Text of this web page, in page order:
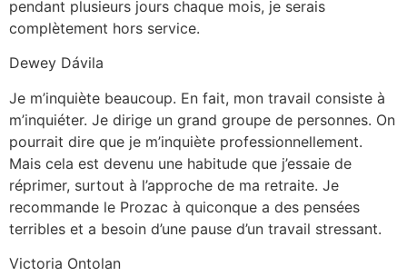
pendant plusieurs jours chaque mois, je serais
complètement hors service.
Dewey Dávila
Je m’inquiète beaucoup. En fait, mon travail consiste à
m’inquiéter. Je dirige un grand groupe de personnes. On
pourrait dire que je m’inquiète professionnellement.
Mais cela est devenu une habitude que j’essaie de
réprimer, surtout à l’approche de ma retraite. Je
recommande le Prozac à quiconque a des pensées
terribles et a besoin d’une pause d’un travail stressant.
Victoria Ontolan